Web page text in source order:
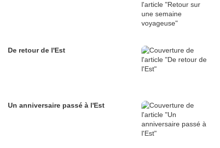
De retour de l'Est
Un anniversaire passé à l'Est